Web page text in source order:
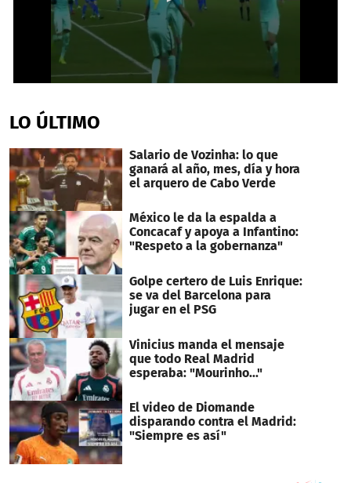
of
34
LO ÚLTIMO
Salario de Vozinha: lo que
ganará al año, mes, día y hora
el arquero de Cabo Verde
México le da la espalda a
Concacaf y apoya a Infantino:
"Respeto a la gobernanza"
Golpe certero de Luis Enrique:
se va del Barcelona para
jugar en el PSG
Vinicius manda el mensaje
que todo Real Madrid
esperaba: "Mourinho..."
El video de Diomande
disparando contra el Madrid:
"Siempre es así"